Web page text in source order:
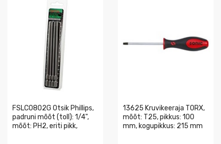
FSLC0802G Otsik Phillips,
padruni mõõt (toll): 1/4",
mõõt: PH2, eriti pikk,
13625 Kruvikeeraja TORX,
mõõt: T25, pikkus: 100
mm, kogupikkus: 215 mm